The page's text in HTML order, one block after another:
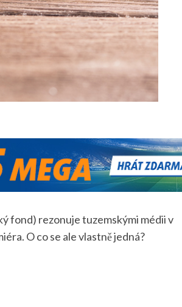
fond) rezonuje tuzemskými médii v
O co se ale vlastně jedná?